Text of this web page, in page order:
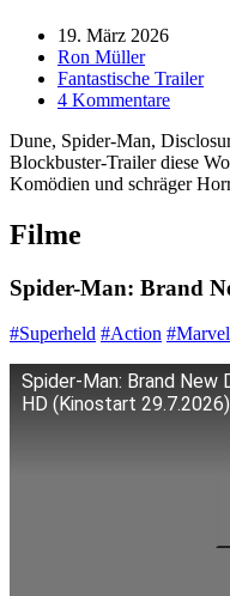
19. März 2026
Ron Müller
Fantastische Trailer
4 Kommentare
Dune, Spider-Man,
Blockbuster-Trailer diese
Komödien und schräger
Filme
Spider-Man: Brand
#Superheld #Action #Marvel
Spider-Man: Brand New
HD (Kinostart 29.7.2026)